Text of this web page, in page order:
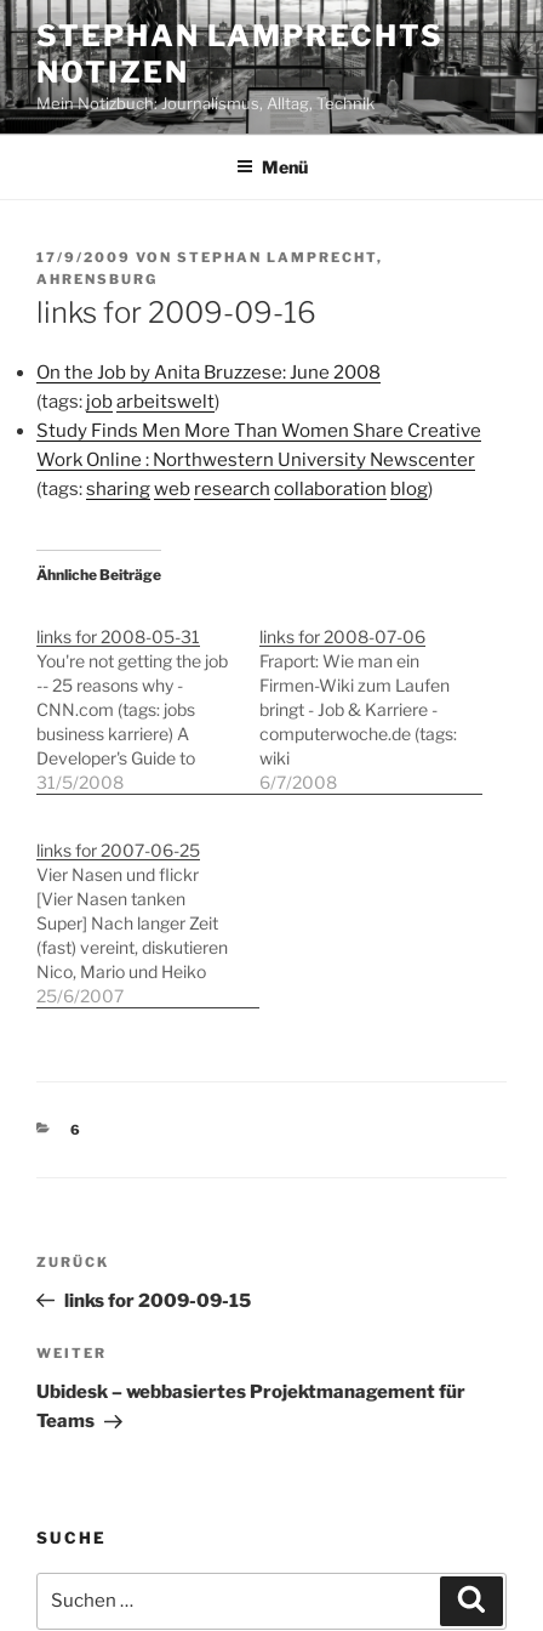
Zum
Inhalt
springen
STEPHAN LAMPRECHTS
NOTIZEN
Mein Notizbuch: Journalismus, Alltag, Technik
Menü
VERÖFFENTLICHT
AM
17/9/2009 VON STEPHAN LAMPRECHT,
AHRENSBURG
links for 2009-09-16
On the Job by Anita Bruzzese: June 2008
(tags: jobarbeitswelt)
Study Finds Men More Than Women Share Creative
Work Online : Northwestern University Newscenter
(tags:sharingweb research collaboration blog)
Ähnliche Beiträge
links for 2008-05-31
You're not getting the job
-- 25 reasons why -
CNN.com (tags: jobs
business karriere) A
Developer's Guide to
Surviving Meetings (tags:
Keep A Razor- Sharp
Focus at Work | Zen
Habits (tags: productivity
work gtd lifehacks)
31/5/2008
links for 2008-07-06
Fraport: Wie man ein
Firmen-Wiki zum Laufen
bringt - Job & Karriere -
computerwoche.de (tags:
wiki
wissensmanagement
6/7/2008
links for 2007-06-25
Vier Nasen und flickr
[Vier Nasen tanken
Super] Nach langer Zeit
(fast) vereint, diskutieren
Nico, Mario und Heiko
das flickr-Dilemma. (tags:
(tags: medien tv
25/6/2007
KATEGORIEN
6
Beitragsnavigation
Vorheriger
Beitrag
ZURÜCK
links for 2009-09-15
Nächster
Beitrag
WEITER
Ubidesk – webbasiertes Projektmanagement für
Teams
SUCHE
nach: